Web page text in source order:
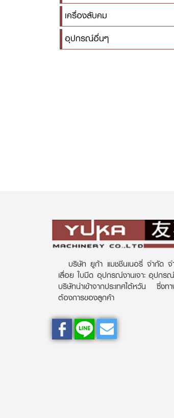
เครื่องลับคม
อุปกรณ์อื่นๆ
บริษัท ยูก้า แมชชีนเนอรี่ จำกัด จ
เลื่อย ใบมีด อุปกรณ์งานเจาะ อุปก
บริษัทนำเข้าจากประเทศไต้หวัน ซึ่ง
ต้องการของลูกค้า